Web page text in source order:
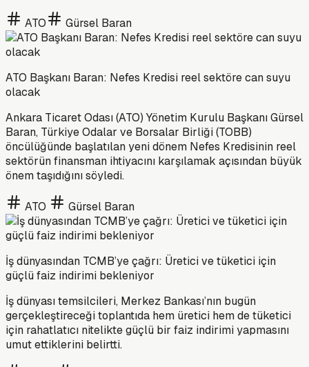
ATO Gürsel Baran
ATO Başkanı Baran: Nefes Kredisi reel sektöre can suyu
olacak
Ankara Ticaret Odası (ATO) Yönetim Kurulu Başkanı Gürsel
Baran, Türkiye Odalar ve Borsalar Birliği (TOBB)
öncülüğünde başlatılan yeni dönem Nefes Kredisinin reel
sektörün finansman ihtiyacını karşılamak açısından büyük
önem taşıdığını söyledi.
ATO Gürsel Baran
İş dünyasından TCMB’ye çağrı: Üretici ve tüketici için
güçlü faiz indirimi bekleniyor
İş dünyası temsilcileri, Merkez Bankası’nın bugün
gerçekleştireceği toplantıda hem üretici hem de tüketici
için rahatlatıcı nitelikte güçlü bir faiz indirimi yapmasını
umut ettiklerini belirtti.